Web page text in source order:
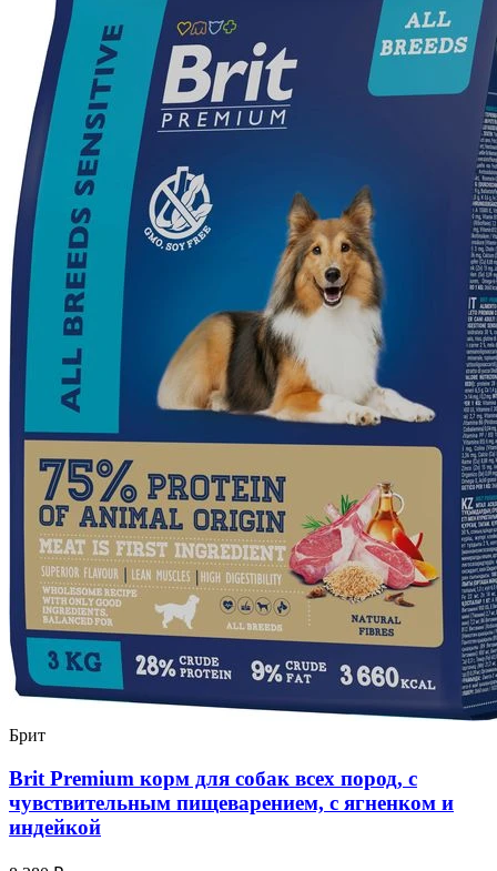
Брит
Brit Premium корм для собак всех пород, с
чувствительным пищеварением, с ягненком и
индейкой